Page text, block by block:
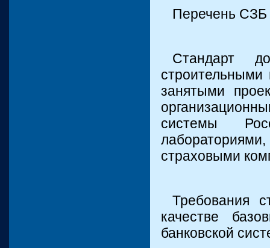
Перечень СЗБ
Стандарт
строительными
занятыми
системы
страховыми
Требования
качестве
банковской